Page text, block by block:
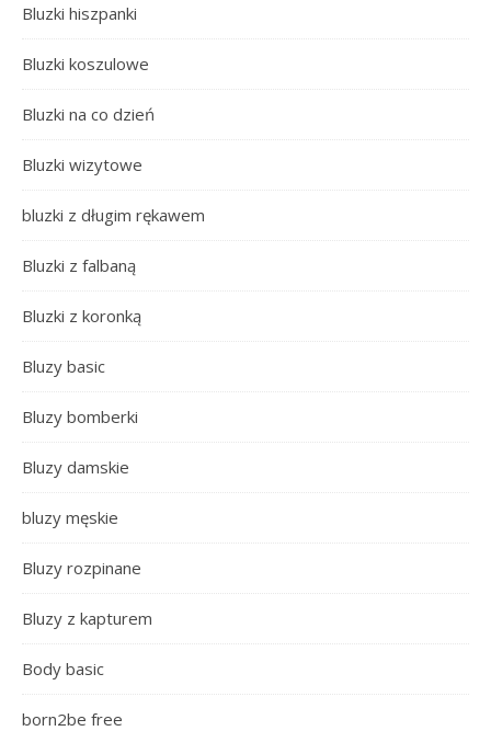
Bluzki hiszpanki
Bluzki koszulowe
Bluzki na co dzień
Bluzki wizytowe
bluzki z długim rękawem
Bluzki z falbaną
Bluzki z koronką
Bluzy basic
Bluzy bomberki
Bluzy damskie
bluzy męskie
Bluzy rozpinane
Bluzy z kapturem
Body basic
born2be free